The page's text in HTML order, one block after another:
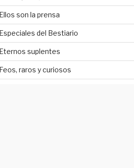
Ellos son la prensa
Especiales del Bestiario
Eternos suplentes
Feos, raros y curiosos